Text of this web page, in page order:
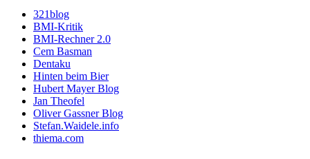
321blog
BMI-Kritik
BMI-Rechner 2.0
Cem Basman
Dentaku
Hinten beim Bier
Hubert Mayer Blog
Jan Theofel
Oliver Gassner Blog
Stefan.Waidele.info
thiema.com